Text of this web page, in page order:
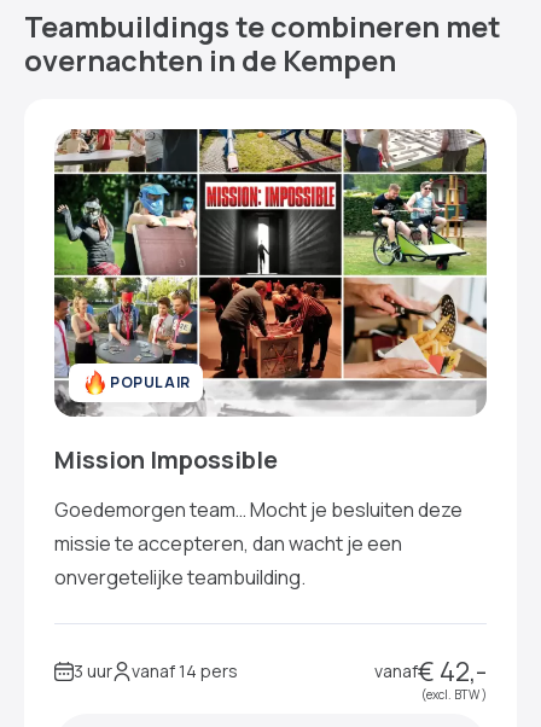
Teambuildings te combineren met
overnachten in de Kempen
POPULAIR
Mission Impossible
Goedemorgen team… Mocht je besluiten deze
missie te accepteren, dan wacht je een
onvergetelijke teambuilding.
3 uur vanaf 14 pers vanaf€ 42,-
(excl. BTW )